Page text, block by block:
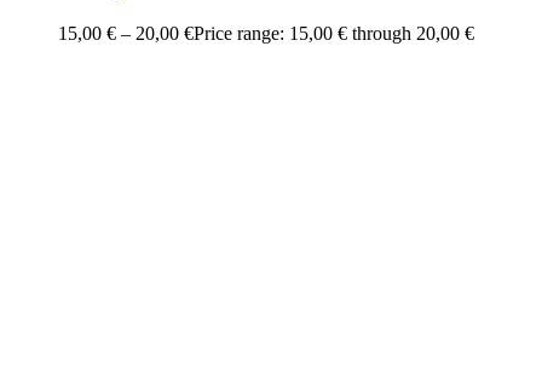
15,00 € – 20,00 €Price range: 15,00 € through 20,00 €